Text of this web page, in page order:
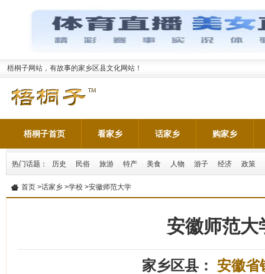
梧桐子网站，有故事的家乡区县文化网站！
梧桐子首页 看家乡 话家乡 购家乡
热门话题： 历史 民俗 旅游 特产 美食 人物 游子 经济 政策
首页 >话家乡 >学校 >安徽师范大学
安徽师范大
家乡区县： 安徽省